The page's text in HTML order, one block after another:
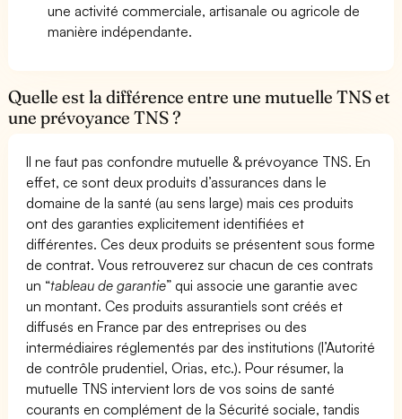
une activité commerciale, artisanale ou agricole de
manière indépendante.
Quelle est la différence entre une mutuelle TNS et
une prévoyance TNS ?
Il ne faut pas confondre mutuelle & prévoyance TNS. En
effet, ce sont deux produits d’assurances dans le
domaine de la santé (au sens large) mais ces produits
ont des garanties explicitement identifiées et
différentes. Ces deux produits se présentent sous forme
de contrat. Vous retrouverez sur chacun de ces contrats
un “tableau de garantie” qui associe une garantie avec
un montant. Ces produits assurantiels sont créés et
diffusés en France par des entreprises ou des
intermédiaires réglementés par des institutions (l’Autorité
de contrôle prudentiel, Orias, etc.). Pour résumer, la
mutuelle TNS intervient lors de vos soins de santé
courants en complément de la Sécurité sociale, tandis